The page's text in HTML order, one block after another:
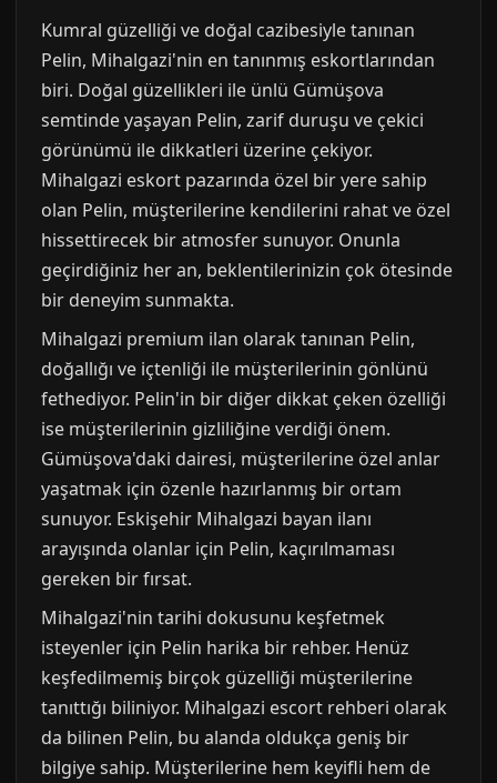
Kumral güzelliği ve doğal cazibesiyle tanınan
Pelin, Mihalgazi'nin en tanınmış eskortlarından
biri. Doğal güzellikleri ile ünlü Gümüşova
semtinde yaşayan Pelin, zarif duruşu ve çekici
görünümü ile dikkatleri üzerine çekiyor.
Mihalgazi eskort pazarında özel bir yere sahip
olan Pelin, müşterilerine kendilerini rahat ve özel
hissettirecek bir atmosfer sunuyor. Onunla
geçirdiğiniz her an, beklentilerinizin çok ötesinde
bir deneyim sunmakta.
Mihalgazi premium ilan olarak tanınan Pelin,
doğallığı ve içtenliği ile müşterilerinin gönlünü
fethediyor. Pelin'in bir diğer dikkat çeken özelliği
ise müşterilerinin gizliliğine verdiği önem.
Gümüşova'daki dairesi, müşterilerine özel anlar
yaşatmak için özenle hazırlanmış bir ortam
sunuyor. Eskişehir Mihalgazi bayan ilanı
arayışında olanlar için Pelin, kaçırılmaması
gereken bir fırsat.
Mihalgazi'nin tarihi dokusunu keşfetmek
isteyenler için Pelin harika bir rehber. Henüz
keşfedilmemiş birçok güzelliği müşterilerine
tanıttığı biliniyor. Mihalgazi escort rehberi olarak
da bilinen Pelin, bu alanda oldukça geniş bir
bilgiye sahip. Müşterilerine hem keyifli hem de